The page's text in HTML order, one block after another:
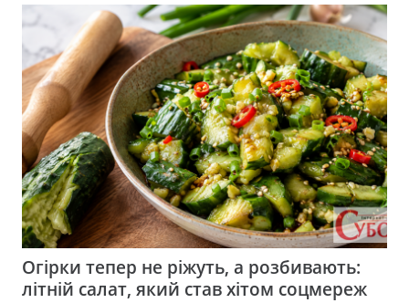
Огірки тепер не ріжуть, а розбивають:
літній салат, який став хітом соцмереж